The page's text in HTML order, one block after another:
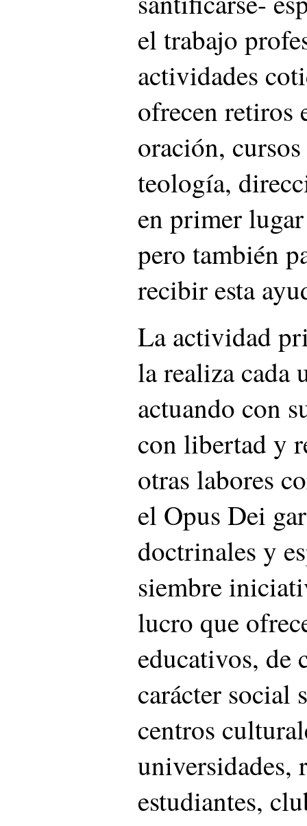
el trabajo
actividades
ofrecen retiros
oración,
teología,
en primer
pero también
recibir esta
La actividad
la realiza cada
actuando con
con libertad y
otras labores
el Opus Dei
doctrinales y
siembre
lucro que
educativos, de
carácter social
centros
universidades,
estudiantes,